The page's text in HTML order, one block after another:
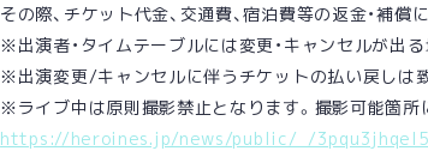
その際、チケット代金、交通費、宿泊費等の返金・補償
※出演者・タイムテーブルには変更・キャンセルが出る
※出演変更/キャンセルに伴うチケットの払い戻しは
※ライブ中は原則撮影禁止となります。撮影可能箇所
https://heroines.jp/news/public/_/